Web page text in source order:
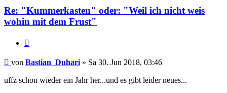
Re: "Kummerkasten" oder: "Weil ich nicht weis
wohin mit dem Frust"
Beitrag
von Bastian_Duhari » Sa 30. Jun 2018, 03:46
uffz schon wieder ein Jahr her...und es gibt leider neues...